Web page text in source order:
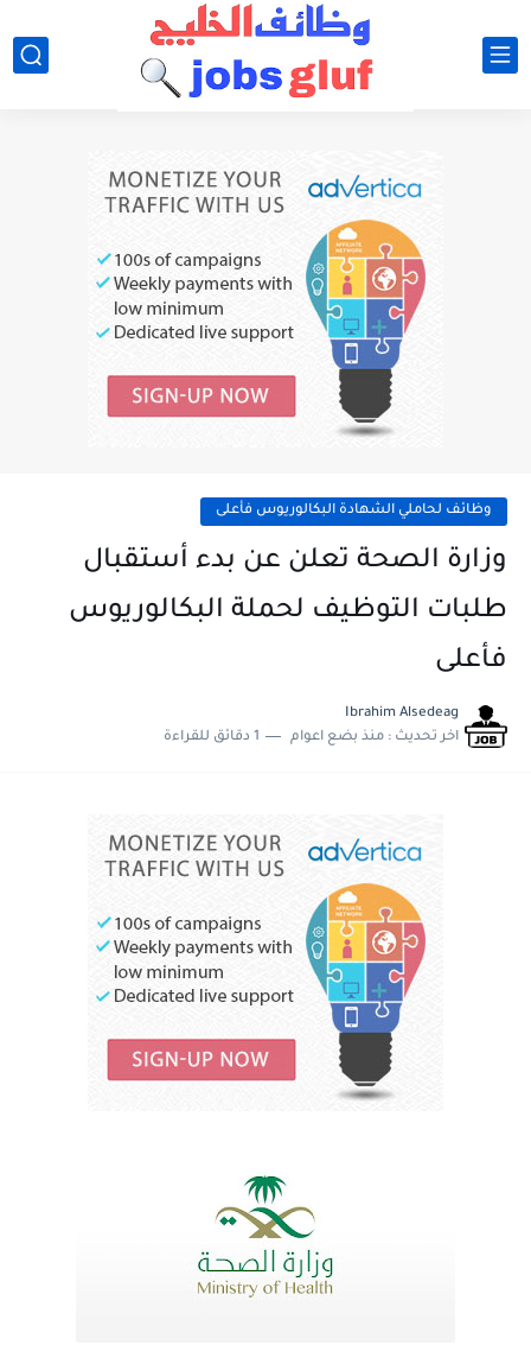
وظائف لحاملي الشهادة البكالوريوس فأعلى
وزارة الصحة تعلن عن بدء أستقبال
طلبات التوظيف لحملة البكالوريوس
فأعلى
Ibrahim Alsedeag
اخر تحديث : منذ بضع اعوام 1 دقائق للقراءة